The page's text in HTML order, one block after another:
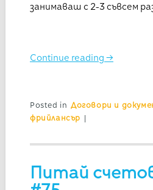
занимаваш с 2-3 съвсем
Continue reading →
Posted in Договори и
фрийлансър |
Питай